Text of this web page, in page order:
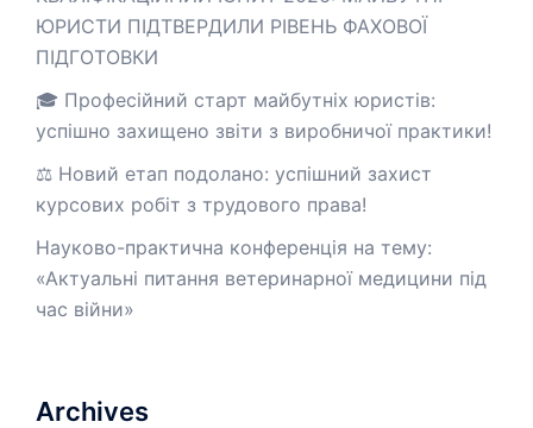
ЮРИСТИ ПІДТВЕРДИЛИ РІВЕНЬ ФАХОВОЇ
ПІДГОТОВКИ
🎓 Професійний старт майбутніх юристів:
успішно захищено звіти з виробничої практики!
⚖️ Новий етап подолано: успішний захист
курсових робіт з трудового права!
Науково-практична конференція на тему:
«Актуальні питання ветеринарної медицини під
час війни»
Archives